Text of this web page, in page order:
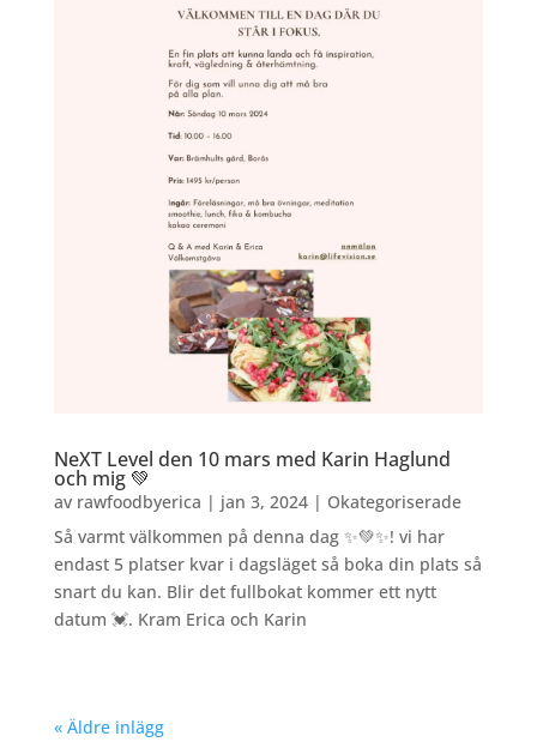
NeXT Level den 10 mars med Karin Haglund
och mig 💚
av rawfoodbyerica | jan 3, 2024| Okategoriserade
Så varmt välkommen på denna dag ✨💚✨! vi har
endast 5 platser kvar i dagsläget så boka din plats så
snart du kan. Blir det fullbokat kommer ett nytt
datum 💓. Kram Erica och Karin
« Äldre inlägg